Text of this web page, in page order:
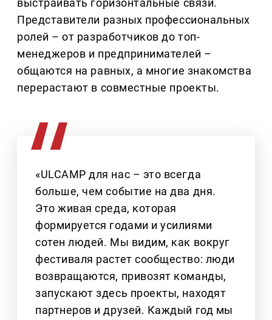
выстраивать горизонтальные связи.
Представители разных профессиональных
ролей – от разработчиков до топ-
менеджеров и предпринимателей –
общаются на равных, а многие знакомства
перерастают в совместные проекты.
«ULCAMP для нас – это всегда
больше, чем событие на два дня.
Это живая среда, которая
формируется годами и усилиями
сотен людей. Мы видим, как вокруг
фестиваля растет сообщество: люди
возвращаются, привозят команды,
запускают здесь проекты, находят
партнеров и друзей. Каждый год мы